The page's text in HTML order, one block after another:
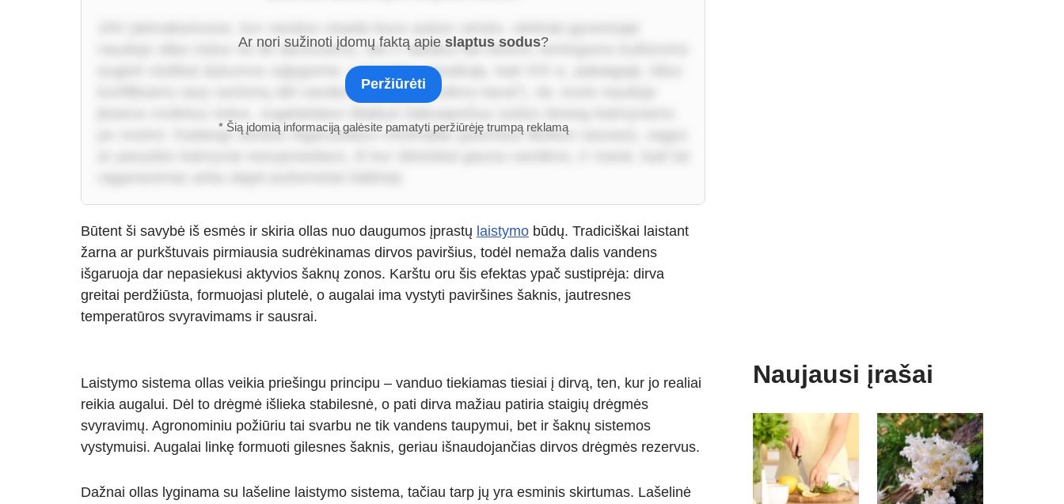
naudojo ollas indus ne tik daržovėms, bet ir tabakui bei kitoms vertingoms kultūroms
auginti visiškai dykumos sąlygomis. Legendos pasakoja, kad XIX a. pabaigoje, kilus
konfliktams tarp rančerių dėl vandens teisių („vandens karai“), tie, kurie naudojo
po nosimi. Kadangi vanduo išgaruodavo minimaliai (paviršius likdavo sausas), vagys
Ar nori sužinoti įdomų faktą apie slaptus sodus?
Peržiūrėti
* Šią įdomią informaciją galėsite pamatyti peržiūrėję trumpą reklamą
Būtent ši savybė iš esmės ir skiria ollas nuo daugumos įprastų laistymo būdų. Tradiciškai laistant
žarna ar purkštuvais pirmiausia sudrėkinamas dirvos paviršius, todėl nemaža dalis vandens
išgaruoja dar nepasiekusi aktyvios šaknų zonos. Karštu oru šis efektas ypač sustiprėja: dirva
greitai perdžiūsta, formuojasi plutelė, o augalai ima vystyti paviršines šaknis, jautresnes
temperatūros svyravimams ir sausrai.
Laistymo sistema ollas veikia priešingu principu – vanduo tiekiamas tiesiai į dirvą, ten, kur jo realiai
reikia augalui. Dėl to drėgmė išlieka stabilesnė, o pati dirva mažiau patiria staigių drėgmės
svyravimų. Agronominiu požiūriu tai svarbu ne tik vandens taupymui, bet ir šaknų sistemos
vystymuisi. Augalai linkę formuoti gilesnes šaknis, geriau išnaudojančias dirvos drėgmės rezervus.
Dažnai ollas lyginama su lašeline laistymo sistema, tačiau tarp jų yra esminis skirtumas. Lašelinė
Naujausi įrašai